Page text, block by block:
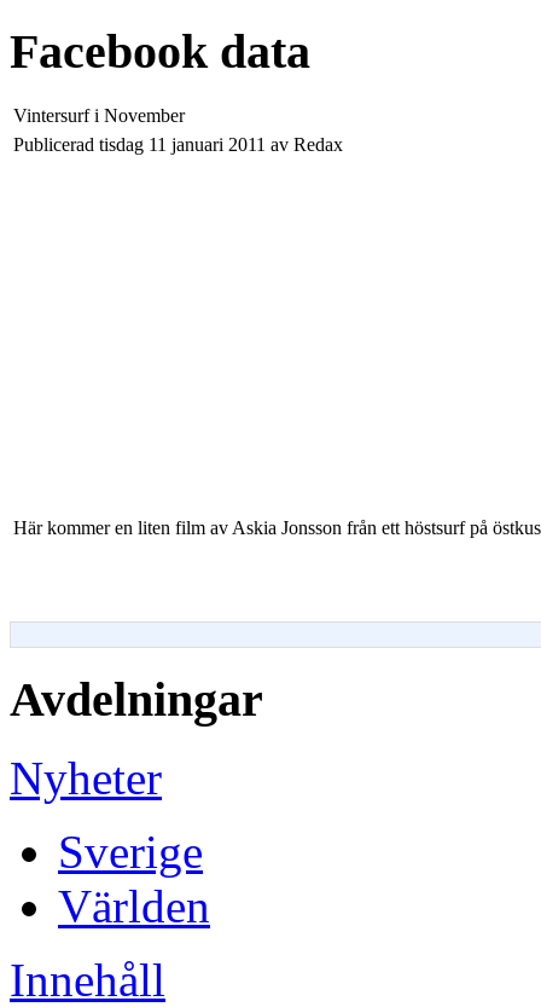
Facebook data
Vintersurf i November
Publicerad tisdag 11 januari 2011 av Redax
Här kommer en liten film av Askia Jonsson från ett höstsurf på
Avdelningar
Nyheter
Sverige
Världen
Innehåll